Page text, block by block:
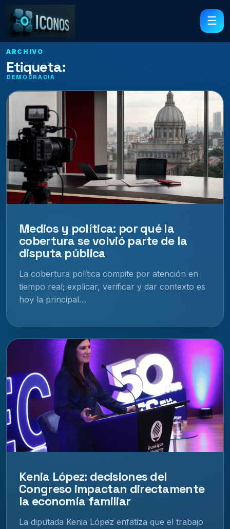
☰
ARCHIVO
Etiqueta:
DEMOCRACIA
Medios y política: por qué la
cobertura se volvió parte de la
disputa pública
La cobertura política compite por atención en
tiempo real; explicar, verificar y dar contexto es
hoy la principal…
Kenia López: decisiones del
Congreso impactan directamente
la economía familiar
La diputada Kenia López enfatiza que el trabajo